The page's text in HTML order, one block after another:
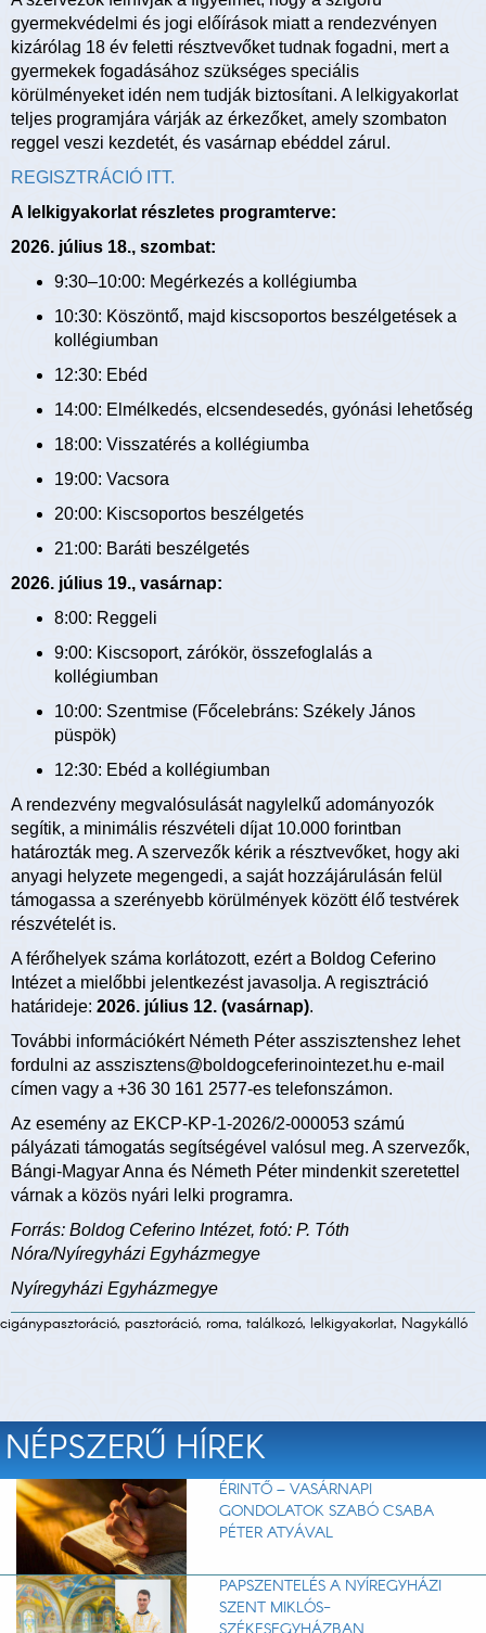
gyermekvédelmi és jogi előírások miatt a rendezvényen
kizárólag 18 év feletti résztvevőket tudnak fogadni, mert a
gyermekek fogadásához szükséges speciális
körülményeket idén nem tudják biztosítani. A lelkigyakorlat
teljes programjára várják az érkezőket, amely szombaton
reggel veszi kezdetét, és vasárnap ebéddel zárul.
REGISZTRÁCIÓ ITT.
A lelkigyakorlat részletes programterve:
2026. július 18., szombat:
9:30–10:00: Megérkezés a kollégiumba
10:30: Köszöntő, majd kiscsoportos beszélgetések a
kollégiumban
12:30: Ebéd
14:00: Elmélkedés, elcsendesedés, gyónási lehetőség
18:00: Visszatérés a kollégiumba
19:00: Vacsora
20:00: Kiscsoportos beszélgetés
21:00: Baráti beszélgetés
2026. július 19., vasárnap:
8:00: Reggeli
9:00: Kiscsoport, zárókör, összefoglalás a
kollégiumban
10:00: Szentmise (Főcelebráns: Székely János
püspök)
12:30: Ebéd a kollégiumban
A rendezvény megvalósulását nagylelkű adományozók
segítik, a minimális részvételi díjat 10.000 forintban
határozták meg. A szervezők kérik a résztvevőket, hogy aki
anyagi helyzete megengedi, a saját hozzájárulásán felül
támogassa a szerényebb körülmények között élő testvérek
részvételét is.
A férőhelyek száma korlátozott, ezért a Boldog Ceferino
Intézet a mielőbbi jelentkezést javasolja. A regisztráció
határideje: 2026. július 12. (vasárnap).
További információkért Németh Péter asszisztenshez lehet
fordulni az asszisztens@boldogceferinointezet.hu e-mail
címen vagy a +36 30 161 2577-es telefonszámon.
Az esemény az EKCP-KP-1-2026/2-000053 számú
pályázati támogatás segítségével valósul meg. A szervezők,
Bángi-Magyar Anna és Németh Péter mindenkit szeretettel
várnak a közös nyári lelki programra.
Forrás: Boldog Ceferino Intézet, fotó: P. Tóth
Nóra/Nyíregyházi Egyházmegye
Nyíregyházi Egyházmegye
cigánypasztoráció, pasztoráció, roma, találkozó, lelkigyakorlat, Nagykálló
NÉPSZERŰ HÍREK
ÉRINTŐ – VASÁRNAPI
GONDOLATOK SZABÓ CSABA
PÉTER ATYÁVAL
PAPSZENTELÉS A NYÍREGYHÁZI
SZENT MIKLÓS-